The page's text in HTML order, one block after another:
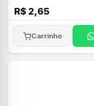
R$ 2,65
Carrinho